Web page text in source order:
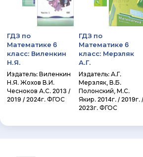
ГДЗ по
Математике 6
класс: Виленкин
Н.Я.
Издатель: Виленкин
Н.Я. Жохов В.И.
Чесноков А.С. 2013 /
2019 / 2024г. ФГОС
ГДЗ по
Математике 6
класс: Мерзляк
А.Г.
Издатель: А.Г.
Мерзляк, В.Б.
Полонский, М.С.
Якир. 2014г. / 2019г. /
2023г. ФГОС